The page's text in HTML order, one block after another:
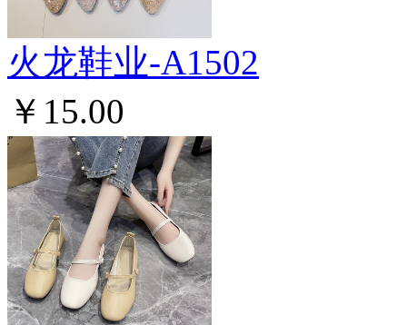
火龙鞋业-A1502
￥15.00